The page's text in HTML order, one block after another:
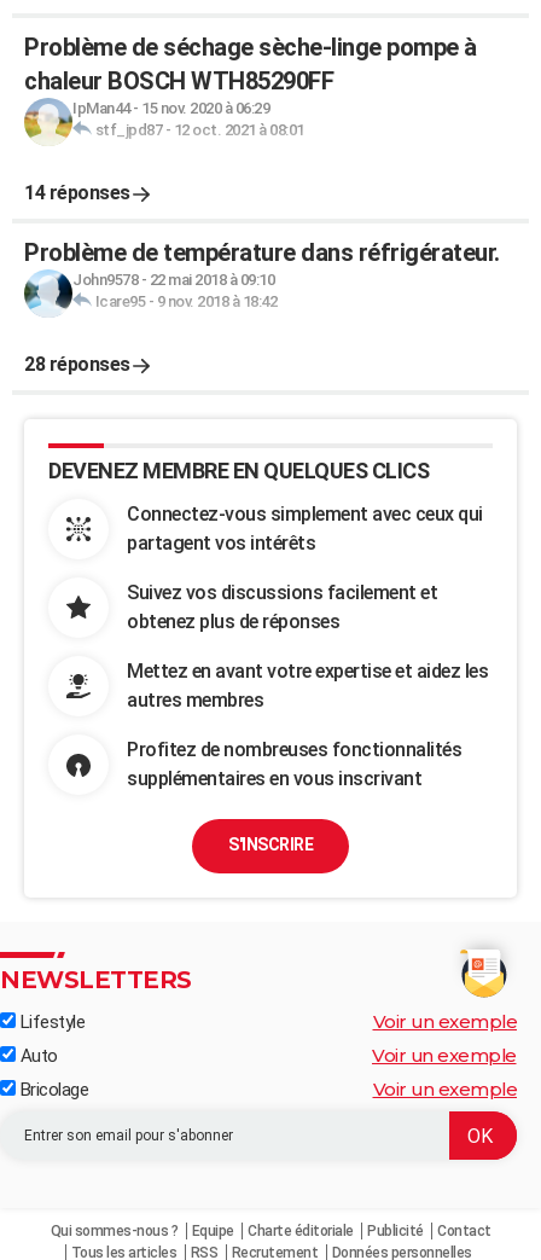
Problème de séchage sèche-linge pompe à
chaleur BOSCH WTH85290FF
IpMan44- 15 nov. 2020 à 06:29
stf_jpd87- 12 oct. 2021 à 08:01
14 réponses
Problème de température dans réfrigérateur.
John9578- 22 mai 2018 à 09:10
Icare95- 9 nov. 2018 à 18:42
28 réponses
DEVENEZ MEMBRE EN QUELQUES CLICS
Connectez-vous simplement avec ceux qui
partagent vos intérêts
Suivez vos discussions facilement et
obtenez plus de réponses
Mettez en avant votre expertise et aidez les
autres membres
Profitez de nombreuses fonctionnalités
supplémentaires en vous inscrivant
S'INSCRIRE
NEWSLETTERS
Lifestyle Voir un exemple
Auto Voir un exemple
Bricolage Voir un exemple
Qui sommes-nous ? Equipe Charte éditoriale Publicité
Contact
Tous les articles
RSS Recrutement Données personnelles